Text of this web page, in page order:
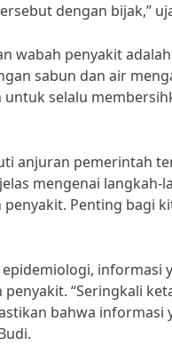
dengan bijak,”
wabah penyakit
sabun dan air
selalu
anjuran pemerintah
mengenai
Penting bagi
“Seringkali
bahwa informasi